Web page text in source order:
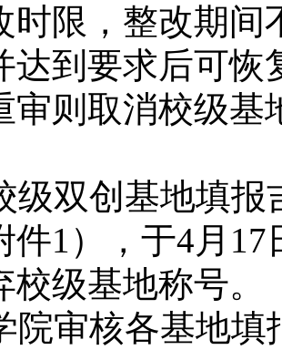
时限，整改期
达到要求后可恢
审则取消校级基
级双创基地填
件1），于4月1 7
校级基地称号。
院审核各基地